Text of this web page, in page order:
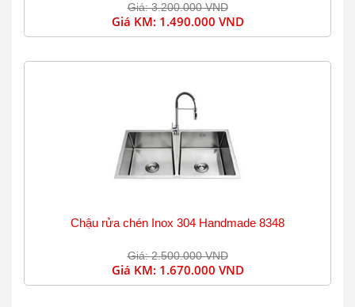
Giá: 3.200.000 VND
Giá KM: 1.490.000 VND
Chậu rửa chén Inox 304 Handmade 8348
Giá: 2.500.000 VND
Giá KM: 1.670.000 VND